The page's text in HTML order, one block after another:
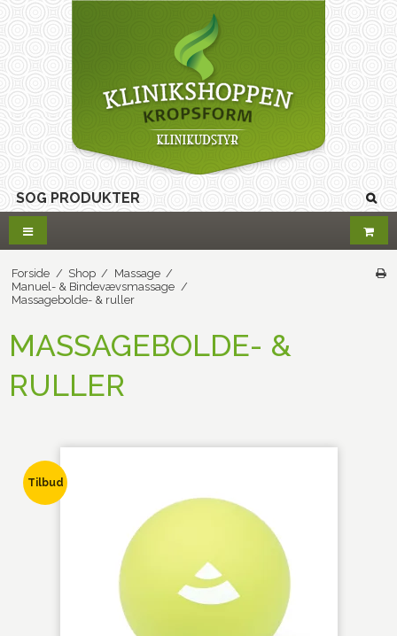
Forside / Shop / Massage /
Manuel- & Bindevævsmassage /
Massagebolde- & ruller
MASSAGEBOLDE- &
RULLER
Tilbud